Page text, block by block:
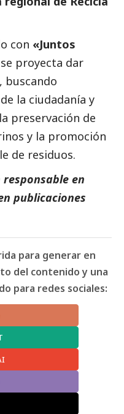
con «Juntos
proyecta dar
buscando
la ciudadanía y
preservación de
y la promoción
de residuos.
en
publicaciones
para generar en
del contenido y una
para redes sociales: